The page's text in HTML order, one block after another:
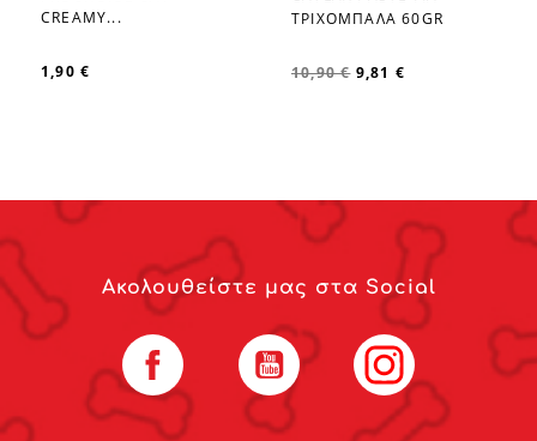
CREAMY...
1,90 €
ΤΡΙΧΟΜΠΑΛΑ 60GR
10,90 € 9,81 €
Ακολουθείστε μας στα Social
Facebook YouTube Instagram